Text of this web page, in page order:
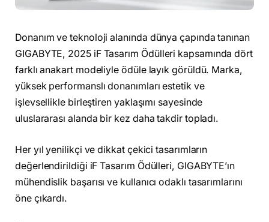
Donanım ve teknoloji alanında dünya çapında tanınan
GIGABYTE, 2025 iF Tasarım Ödülleri kapsamında dört
farklı anakart modeliyle ödüle layık görüldü. Marka,
yüksek performanslı donanımları estetik ve
işlevsellikle birleştiren yaklaşımı sayesinde
uluslararası alanda bir kez daha takdir topladı.
Her yıl yenilikçi ve dikkat çekici tasarımların
değerlendirildiği iF Tasarım Ödülleri, GIGABYTE’ın
mühendislik başarısı ve kullanıcı odaklı tasarımlarını
öne çıkardı.